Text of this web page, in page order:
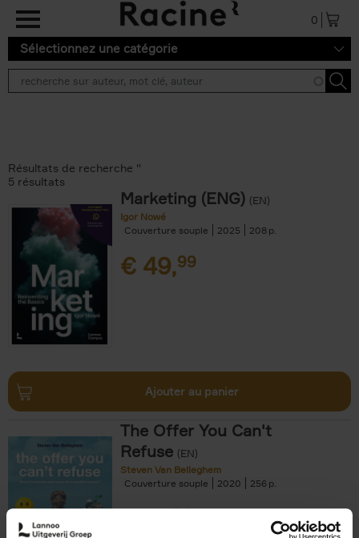
Aller au contenu principal
0
Sélectionnez une catégorie
Résultats de recherche ''
5 résultats
Marketing (ENG) (EN)
Igor Nowé
Couverture souple
2025 208
€ 49,99
Ajouter au panier
The Offer You Can't
Refuse (EN)
Steven Van Belleghem
Couverture souple
2020 256
€37,50